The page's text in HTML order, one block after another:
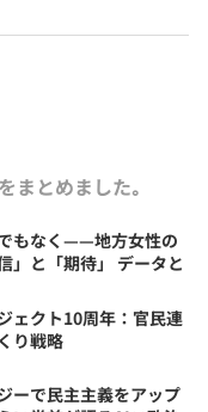
まとめました｡
もなく——地方女性の
」と「期待」 データと
ェクト10周年：官民連
り戦略
ーで民主主義をアップ